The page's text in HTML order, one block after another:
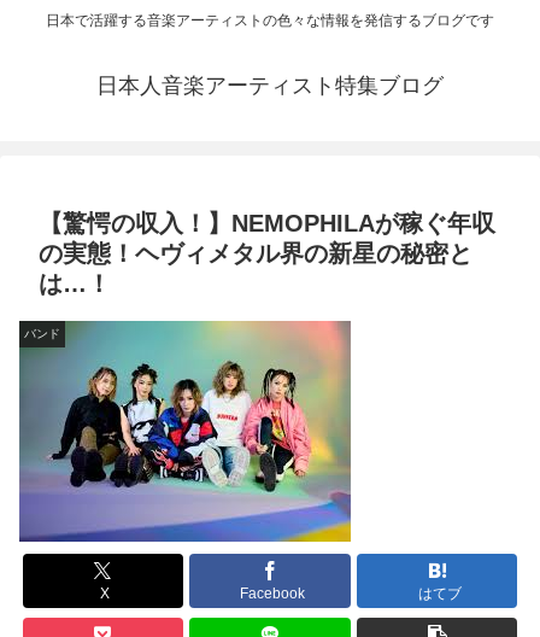
日本で活躍する音楽アーティストの色々な情報を発信するブログです
日本人音楽アーティスト特集ブログ
【驚愕の収入！】NEMOPHILAが稼ぐ年収
の実態！ヘヴィメタル界の新星の秘密と
は…！
バンド
X Facebook はてブ